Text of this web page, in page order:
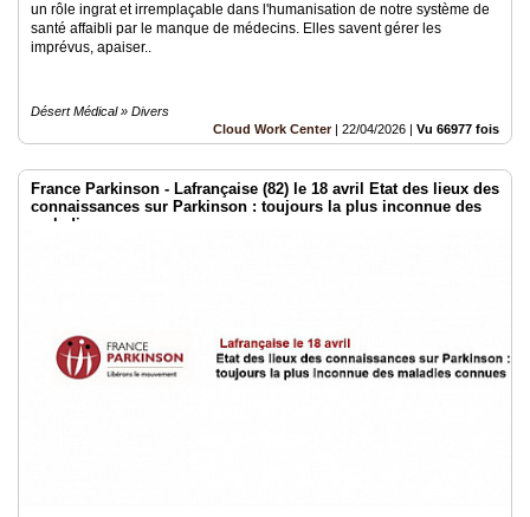
un rôle ingrat et irremplaçable dans l'humanisation de notre système de
santé affaibli par le manque de médecins. Elles savent gérer les
imprévus, apaiser..
Désert Médical » Divers
Cloud Work Center| 22/04/2026 | Vu 66977 fois
France Parkinson - Lafrançaise (82) le 18 avril Etat des lieux des
connaissances sur Parkinson : toujours la plus inconnue des
maladies connues